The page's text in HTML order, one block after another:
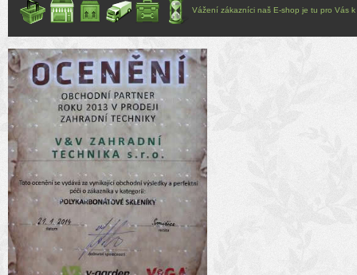
Vážení zákazníci naš E-shop je tu pro Vás